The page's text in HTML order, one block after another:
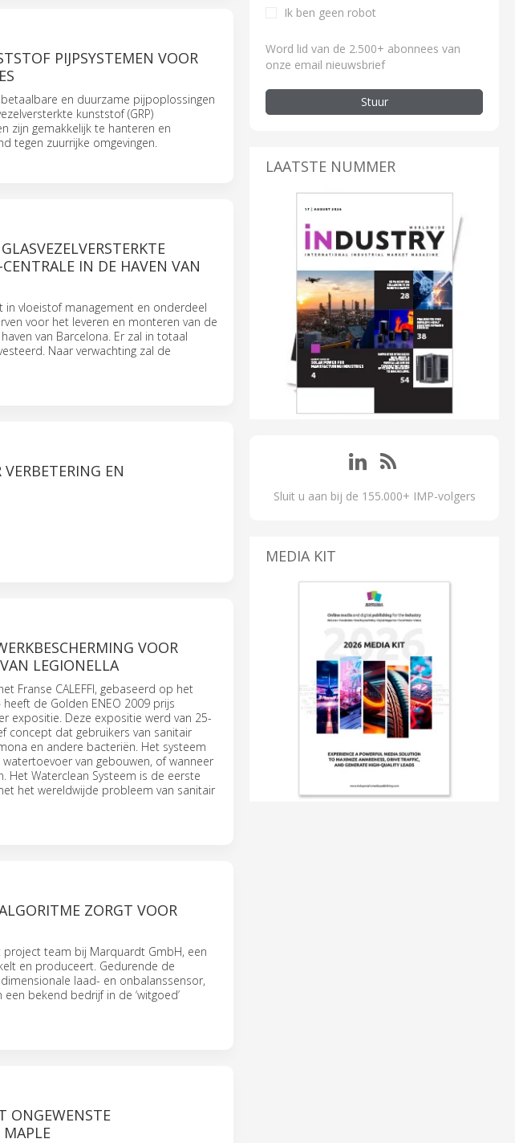
PIJPSYSTEMEN VOOR
en duurzame pijpoplossingen
kunststof (GRP)
zijn gemakkelijk te hanteren en
tegen zuurrijke omgevingen.
IN DE HAVEN VAN
in vloeistof management en onderdeel
voor het leveren en monteren van de
van Barcelona. Er zal in totaal
Naar verwachting zal de
EN
VOOR
LEGIONELLA
Franse CALEFFI, gebaseerd op het
heeft de Golden ENEO 2009 prijs
expositie. Deze expositie werd van 25-
concept dat gebruikers van sanitair
en andere bacteriën. Het systeem
van gebouwen, of wanneer
Het Waterclean Systeem is de eerste
het wereldwijde probleem van sanitair
ZORGT VOOR
project team bij Marquardt GmbH, een
en produceert. Gedurende de
laad- en onbalanssensor,
bekend bedrijf in de ‘witgoed’
ONGEWENSTE
Ik ben geen robot
Word lid van de 2.500+ abonnees van
onze email nieuwsbrief
Stuur
LAATSTE NUMMER
Sluit u aan bij de 155.000+ IMP-volgers
MEDIA KIT